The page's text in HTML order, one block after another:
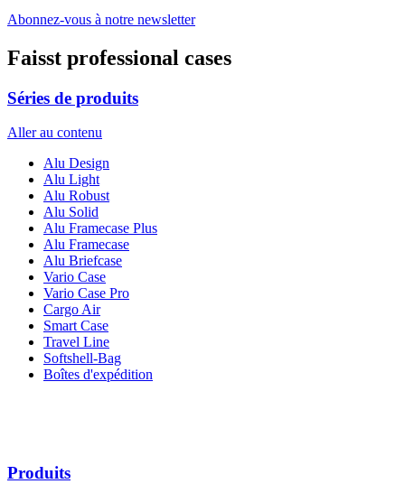
Abonnez-vous à notre newsletter
Faisst professional cases
Séries de produits
Aller au contenu
Alu Design
Alu Light
Alu Robust
Alu Solid
Alu Framecase Plus
Alu Framecase
Alu Briefcase
Vario Case
Vario Case Pro
Cargo Air
Smart Case
Travel Line
Softshell-Bag
Boîtes d'expédition
Produits